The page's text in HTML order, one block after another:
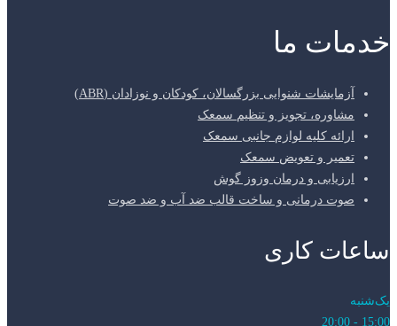
خدمات ما
آزمایشات شنوایی بزرگسالان، کودکان و نوزادان (ABR)
مشاوره، تجویز و تنظیم سمعک
ارائه کلیه لوازم جانبی سمعک
تعمیر و تعویض سمعک
ارزیابی و درمان وزوز گوش
صوت درمانی و ساخت قالب ضد آب و ضد صوت
ساعات کاری
یک‌شنبه
15:00 - 20:00